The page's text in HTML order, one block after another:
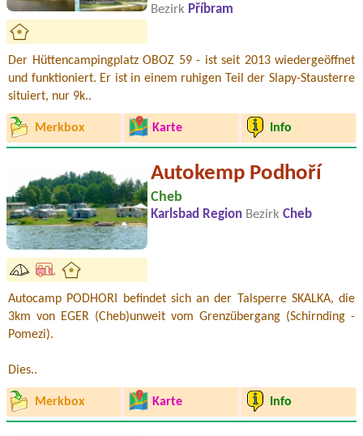
Bezirk Příbram
Der Hüttencampingplatz OBOZ 59 - ist seit 2013 wiedergeöffnet
und funktioniert. Er ist in einem ruhigen Teil der Slapy-Stausterre
situiert, nur 9k..
Merkbox Karte Info
Autokemp Podhoří
Cheb
Karlsbad Region Bezirk Cheb
Autocamp PODHORI befindet sich an der Talsperre SKALKA, die
3km von EGER (Cheb)unweit vom Grenzübergang (Schirnding -
Pomezi).
Dies..
Merkbox Karte Info